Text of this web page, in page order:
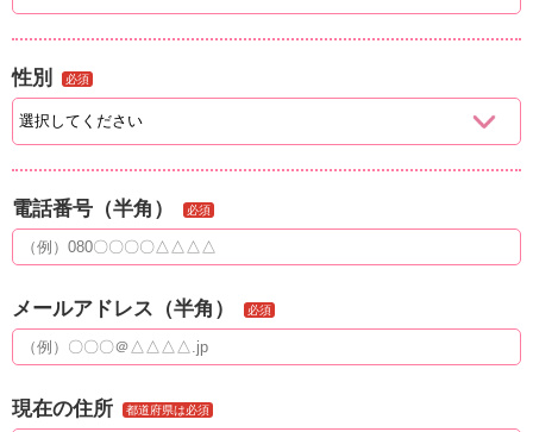
性別 必須
電話番号（半角） 必須
メールアドレス（半角） 必須
現在の住所 都道府県は必須